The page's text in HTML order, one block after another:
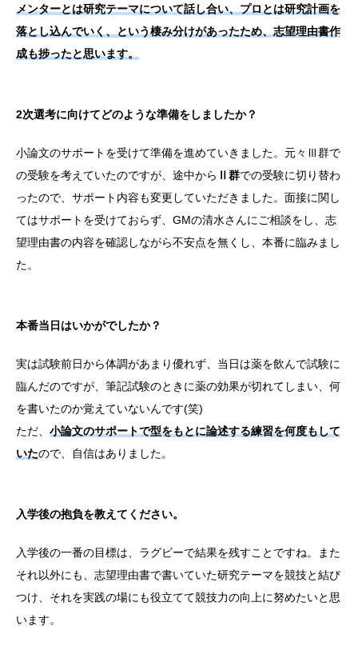
メンターとは研究テーマについて話し合い、プロとは研究計画を
落とし込んでいく、という棲み分けがあったため、志望理由書作
成も捗ったと思います。
2次選考に向けてどのような準備をしましたか？
小論文のサポートを受けて準備を進めていきました。元々Ⅲ群で
の受験を考えていたのですが、途中から Ⅱ群での受験に切り替わ
ったので、サポート内容も変更していただきました。面接に関し
てはサポートを受けておらず、GMの清水さんにご相談をし、志
望理由書の内容を確認しながら不安点を無くし、本番に臨みまし
た。
本番当日はいかがでしたか？
実は試験前日から体調があまり優れず、当日は薬を飲んで試験に
臨んだのですが、筆記試験のときに薬の効果が切れてしまい、何
を書いたのか覚えていないんです(笑)
ただ、 小論文のサポートで型をもとに論述する練習を何度もして
いたので、自信はありました。
入学後の抱負を教えてください。
入学後の一番の目標は、ラグビーで結果を残すことですね。また
それ以外にも、志望理由書で書いていた研究テーマを競技と結び
つけ、それを実践の場にも役立てて競技力の向上に努めたいと思
います。